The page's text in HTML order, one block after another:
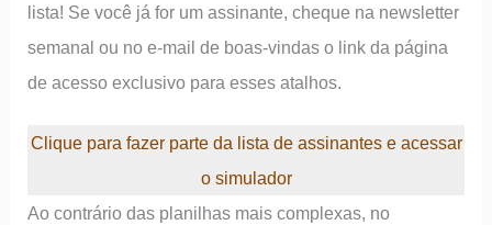
lista! Se você já for um assinante, cheque na newsletter
semanal ou no e-mail de boas-vindas o link da página
de acesso exclusivo para esses atalhos.
Clique para fazer parte da lista de assinantes e acessar
o simulador
Ao contrário das planilhas mais complexas, no